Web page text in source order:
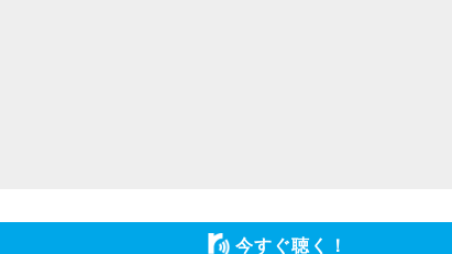
今すぐ聴く！